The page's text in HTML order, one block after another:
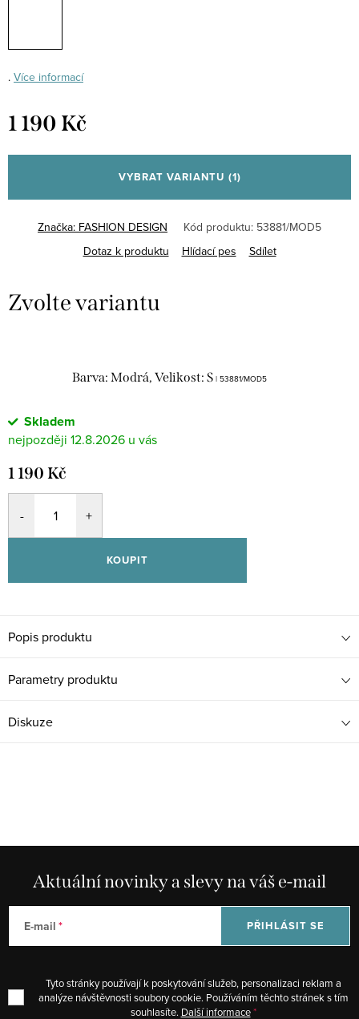
. Více informací
1 190 Kč
cena:
VYBRAT VARIANTU (1)
Značka: FASHION DESIGN Kód produktu: 53881/MOD5
Dotaz k produktu
Hlídací pes Sdílet
Barva: Modrá, Velikost: S | 53881/MOD5
Skladem
12.8.2026
1 190 Kč
KOUPIT
Popis produktu
Parametry produktu
Diskuze
Aktuální novinky a slevy na váš e-mail
E-mail
Tyto stránky používají k poskytování služeb, personalizaci reklam a
analýze návštěvnosti soubory cookie. Používáním těchto stránek s tím
souhlasíte. Další informace
PŘIHLÁSIT SE